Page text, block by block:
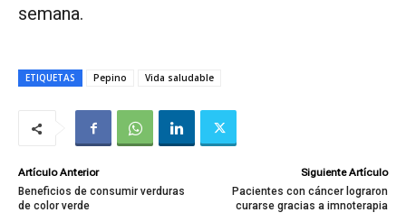
semana.
ETIQUETAS Pepino Vida saludable
Artículo Anterior
Beneficios de consumir verduras
de color verde
Siguiente Artículo
Pacientes con cáncer lograron
curarse gracias a imnoterapia